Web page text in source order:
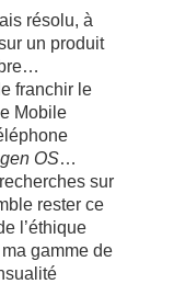
résolu, à
un produit
franchir le
Mobile
OS…
sur
rester ce
l’éthique
gamme de